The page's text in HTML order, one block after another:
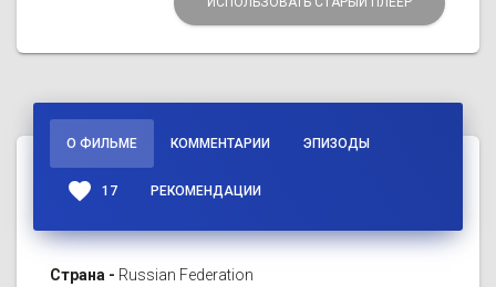
О ФИЛЬМЕ КОММЕНТАРИИ ЭПИЗОДЫ
favorite 17 РЕКОМЕНДАЦИИ
Страна - Russian Federation